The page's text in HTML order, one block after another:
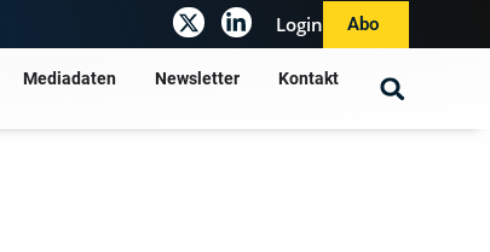
Login Abo
Mediadaten Newsletter Kontakt